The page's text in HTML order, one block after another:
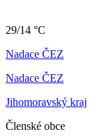
29/14 °C
Nadace ČEZ
Nadace ČEZ
Jihomoravský kraj
Členské obce